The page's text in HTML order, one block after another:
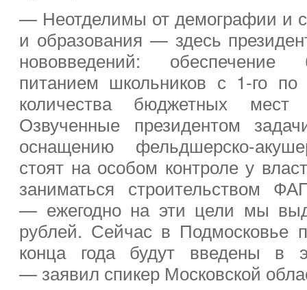
— Неотделимы от демографии и
и образования — здесь
нововведений: обеспечение
питанием школьников с 1-го по
количества бюджетных
Озвученные президентом
оснащению фельдшерско-
стоят на особом контроле у
заниматься строительством
— ежегодно на эти цели мы
рублей. Сейчас в Подмосковье
конца года будут введены в
— заявил спикер Московской